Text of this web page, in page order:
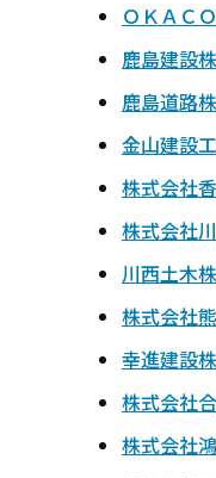
ＯＫＡＣ
鹿島建設
鹿島道路
金山建設
株式会社
株式会社
川西土木
株式会社
幸進建設
株式会社
株式会社